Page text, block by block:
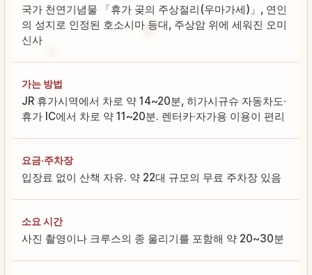
국가 천연기념물 「휴가 곶의 주상절리(우마가세)」, 연인
의 성지로 인정된 호소시마 등대, 주상암 위에 세워진 오미
신사
가는 방법
JR 휴가시역에서 차로 약 14~20분, 히가시규슈 자동차도·
휴가 IC에서 차로 약 11~20분. 렌터카·자가용 이용이 편리
요금·주차장
입장료 없이 산책 자유. 약 22대 규모의 무료 주차장 있음
소요 시간
사진 촬영이나 크루스의 종 울리기를 포함해 약 20~30분